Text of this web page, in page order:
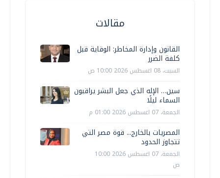
مقالات
القانون وإدارة المخاطر: الوقاية قبل
كلفة الضرر
السبت، 08 اغسطس 2026 10:00 ص
سين… الإله الذي جعل البشر يراقبون
السماء ليلًا
الجمعة، 07 اغسطس 2026 01:00 م
المصريات بالخارج... قوة مصر التي
تتجاوز الحدود
الجمعة، 07 اغسطس 2026 10:00
ص